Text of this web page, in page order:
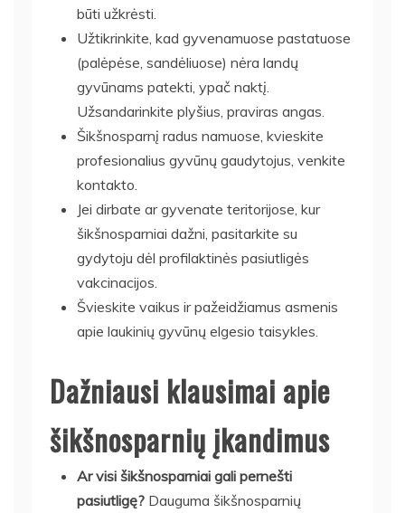
būti užkrėsti.
Užtikrinkite, kad gyvenamuose pastatuose
(palėpėse, sandėliuose) nėra landų
gyvūnams patekti, ypač naktį.
Užsandarinkite plyšius, praviras angas.
Šikšnosparnį radus namuose, kvieskite
profesionalius gyvūnų gaudytojus, venkite
kontakto.
Jei dirbate ar gyvenate teritorijose, kur
šikšnosparniai dažni, pasitarkite su
gydytoju dėl profilaktinės pasiutligės
vakcinacijos.
Švieskite vaikus ir pažeidžiamus asmenis
apie laukinių gyvūnų elgesio taisykles.
Dažniausi klausimai apie
šikšnosparnių įkandimus
Ar visi šikšnosparniai gali pernešti
pasiutligę? Dauguma šikšnosparnių